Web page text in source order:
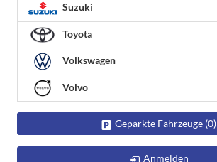
Suzuki
Toyota
Volkswagen
Volvo
Geparkte Fahrzeuge (0)
Anmelden